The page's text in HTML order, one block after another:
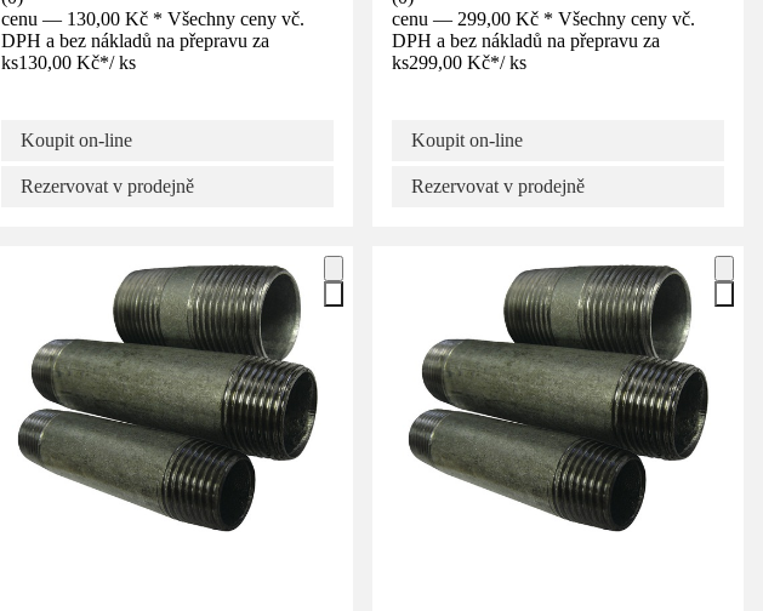
cenu — 130,00 Kč * Všechny ceny vč.
DPH a bez nákladů na přepravu za
ks130,00 Kč*/ ks
Koupit on-line
Rezervovat v prodejně
cenu — 299,00 Kč * Všechny ceny vč.
DPH a bez nákladů na přepravu za
ks299,00 Kč*/ ks
Koupit on-line
Rezervovat v prodejně